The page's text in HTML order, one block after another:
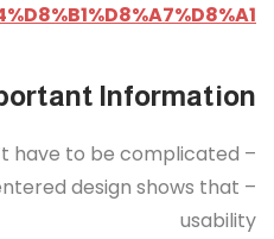
Information
– Design doesn’t have to be complicated
design shows that
usability